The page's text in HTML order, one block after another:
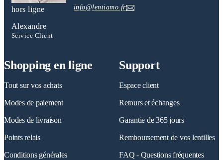
hors ligne
Alexandre
Service Client
info@lentiamo.fr
Shopping en ligne
Tout sur vos achats
Modes de paiement
Modes de livraison
Points relais
Conditions générales
Support
Espace client
Retours et échanges
Garantie de 365 jours
Remboursement de vos lentilles
FAQ - Questions fréquentes